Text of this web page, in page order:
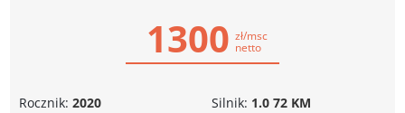
1300 zł/msc
netto
Rocznik: 2020
Silnik: 1.0 72 KM